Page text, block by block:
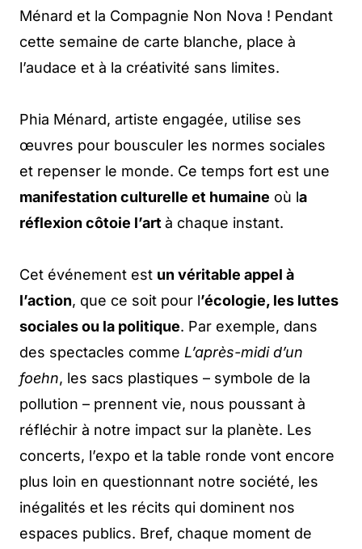
Ménard et la Compagnie Non Nova ! Pendant
cette semaine de carte blanche, place à
l’audace et à la créativité sans limites.
Phia Ménard, artiste engagée, utilise ses
œuvres pour bousculer les normes sociales
et repenser le monde. Ce temps fort est une
manifestation culturelle et humaine où la
réflexion côtoie l’artà chaque instant.
Cet événement est un véritable appel à
l’action, que ce soit pour l’écologie, les luttes
sociales ou la politique. Par exemple, dans
des spectacles comme L’après-midi d’un
foehn, les sacs plastiques – symbole de la
pollution – prennent vie, nous poussant à
réfléchir à notre impact sur la planète. Les
concerts, l’expo et la table ronde vont encore
plus loin en questionnant notre société, les
inégalités et les récits qui dominent nos
espaces publics. Bref, chaque moment de